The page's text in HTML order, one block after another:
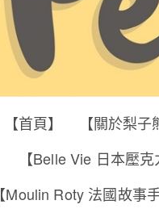
【首頁】 【關於梨子
【Belle Vie 日本壓克
【Moulin Roty 法國故事